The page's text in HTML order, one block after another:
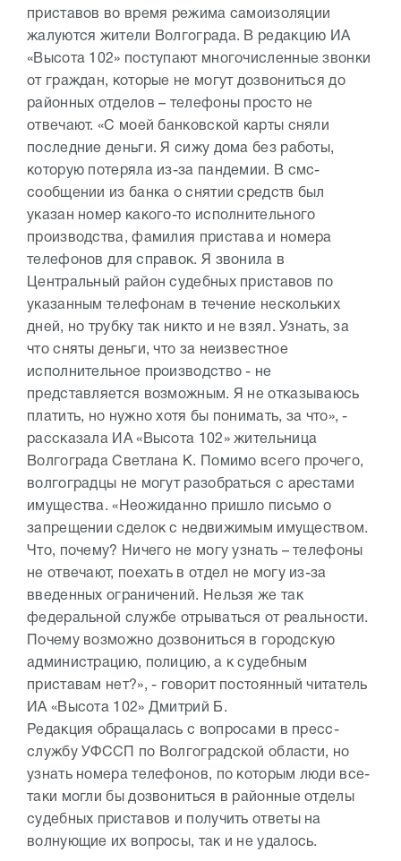
приставов во время режима самоизоляции
жалуются жители Волгограда. В редакцию ИА
«Высота 102» поступают многочисленные звонки
от граждан, которые не могут дозвониться до
районных отделов – телефоны просто не
отвечают. «С моей банковской карты сняли
последние деньги. Я сижу дома без работы,
которую потеряла из-за пандемии. В смс-
сообщении из банка о снятии средств был
указан номер какого-то исполнительного
производства, фамилия пристава и номера
телефонов для справок. Я звонила в
Центральный район судебных приставов по
указанным телефонам в течение нескольких
дней, но трубку так никто и не взял. Узнать, за
что сняты деньги, что за неизвестное
исполнительное производство - не
представляется возможным. Я не отказываюсь
платить, но нужно хотя бы понимать, за что», -
рассказала ИА «Высота 102» жительница
Волгограда Светлана К. Помимо всего прочего,
волгоградцы не могут разобраться с арестами
имущества. «Неожиданно пришло письмо о
запрещении сделок с недвижимым имуществом.
Что, почему? Ничего не могу узнать – телефоны
не отвечают, поехать в отдел не могу из-за
введенных ограничений. Нельзя же так
федеральной службе отрываться от реальности.
Почему возможно дозвониться в городскую
администрацию, полицию, а к судебным
приставам нет?», - говорит постоянный читатель
ИА «Высота 102» Дмитрий Б.
Редакция обращалась с вопросами в пресс-
службу УФССП по Волгоградской области, но
узнать номера телефонов, по которым люди все-
таки могли бы дозвониться в районные отделы
судебных приставов и получить ответы на
волнующие их вопросы, так и не удалось.